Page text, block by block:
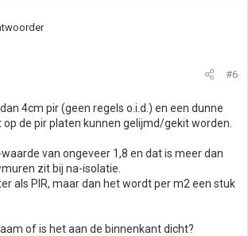
#6
4cm pir (geen regels o.i.d.) en een dunne
de pir platen kunnen gelijmd/gekit worden.
van ongeveer 1,8 en dat is meer dan
zit bij na-isolatie.
als PIR, maar dan het wordt per m2 een stuk
of is het aan de binnenkant dicht?